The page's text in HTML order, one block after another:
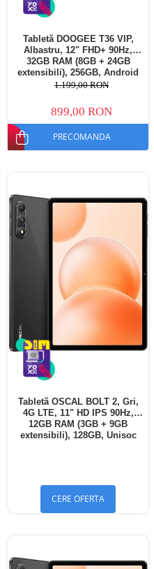
Tabletă DOOGEE T36 VIP,
Albastru, 12" FHD+ 90Hz,
32GB RAM (8GB + 24GB
extensibili), 256GB, Android
15, 8800mAh, Dual SIM
1.199,00 RON
899,00 RON
PRECOMANDA
Tabletă OSCAL BOLT 2, Gri,
4G LTE, 11" HD IPS 90Hz,
12GB RAM (3GB + 9GB
extensibili), 128GB, Unisoc
CERE OFERTA